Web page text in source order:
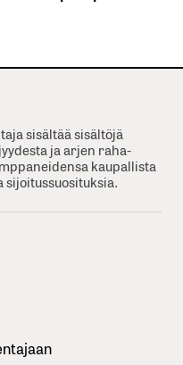
sisältää sisältöjä
ja arjen raha-
kaupallista
sijoitussuosituksia.